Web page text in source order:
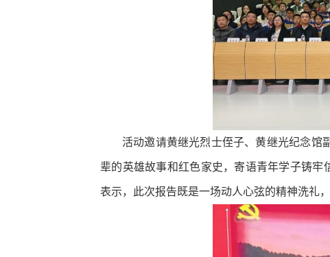
活动邀请黄继光烈士侄子、黄继光纪念馆
辈的英雄故事和红色家史，寄语青年学子铸
表示，此次报告既是一场动人心弦的精神洗礼